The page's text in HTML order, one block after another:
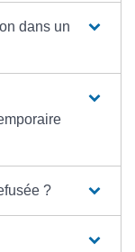
dans un
?